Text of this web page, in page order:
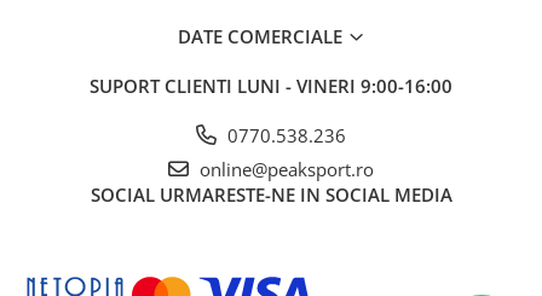
DATE COMERCIALE
SUPORT CLIENTI LUNI - VINERI 9:00-16:00
0770.538.236
online@peaksport.ro
SOCIAL URMARESTE-NE IN SOCIAL MEDIA